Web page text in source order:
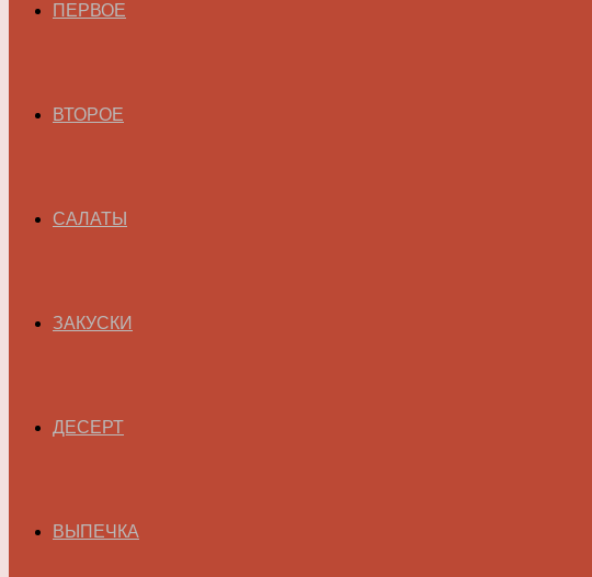
ПЕРВОЕ
ВТОРОЕ
САЛАТЫ
ЗАКУСКИ
ДЕСЕРТ
ВЫПЕЧКА